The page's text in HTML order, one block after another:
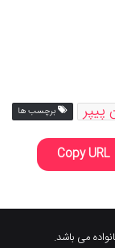
برچسب ها پیپر
Copy URL
می باشد.